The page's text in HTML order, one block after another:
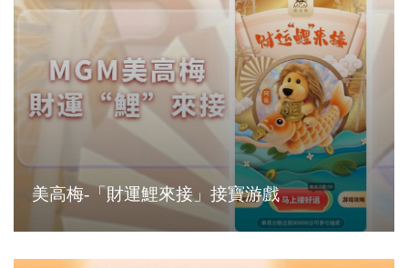
美高梅-「財運鯉來接」接寶游戲